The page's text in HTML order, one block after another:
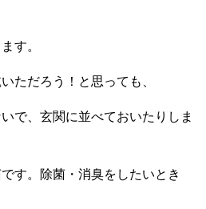
す。
ただろう！と思っても、
で、玄関に並べておいたりしま
す。除菌・消臭をしたいとき